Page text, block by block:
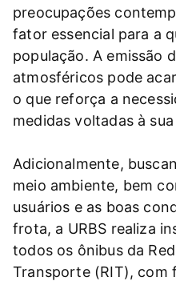
preocupações
fator essencial para a
população. A emissão
atmosféricos pode
o que reforça a
medidas voltadas à
Adicionalmente,
meio ambiente, bem
usuários e as boas
frota, a URBS realiza
todos os ônibus da
Transporte (RIT), com